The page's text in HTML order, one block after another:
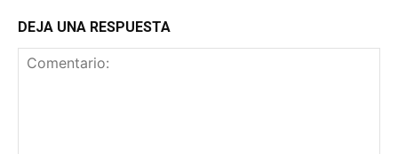
DEJA UNA RESPUESTA